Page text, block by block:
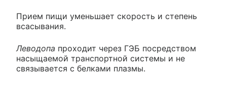
Прием пищи уменьшает скорость и степень
всасывания.
Леводопа проходит через ГЭБ посредством
насыщаемой транспортной системы и не
связывается с белками плазмы.